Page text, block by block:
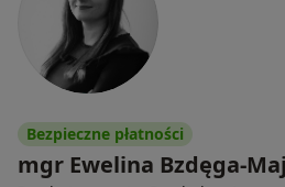
Bezpieczne płatności
mgr Ewelina Bzdęga-